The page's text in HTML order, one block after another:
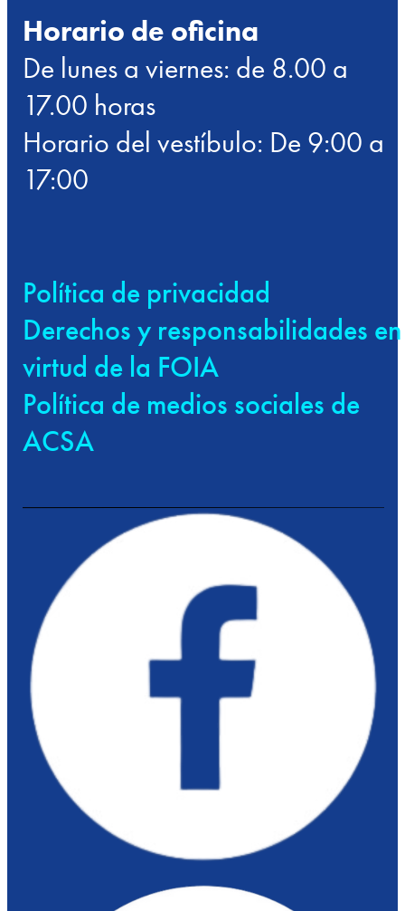
Horario de oficina
De lunes a viernes: de 8.00 a
17.00 horas
Horario del vestíbulo: De 9:00 a
17:00
Política de privacidad
Derechos y responsabilidades en
virtud de la FOIA
Política de medios sociales de
ACSA